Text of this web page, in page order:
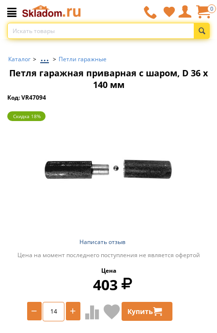
0
Каталог > ... > Петли гаражные
Петля гаражная приварная с шаром, D 36 x
140 мм
Код: VR47094
Скидка 18%
Написать отзыв
Цена на момент последнего поступления не является офертой
Цена
403
+
− Купить